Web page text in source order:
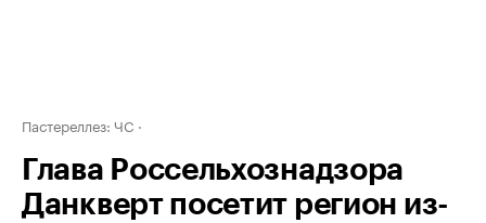
Пастереллез: ЧС
Глава Россельхознадзора
Данкверт посетит регион из-